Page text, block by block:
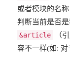
或者模块的名
判断当前是否
&article
（
容不一样(如: 对